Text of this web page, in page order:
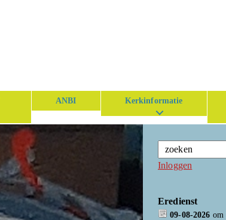
ANBI Kerkinformatie
Inloggen
Eredienst
09-08-2026 om